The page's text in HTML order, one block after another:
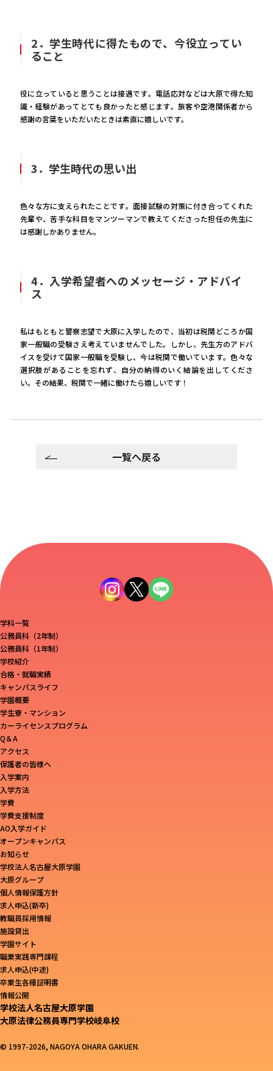
2．学生時代に得たもので、今役立ってい
ること
役に立っていると思うことは接遇です。電話応対などは大原で得た知
識・経験があってとても良かったと感じます。旅客や空港関係者から
感謝の言葉をいただいたときは素直に嬉しいです。
3．学生時代の思い出
色々な方に支えられたことです。面接試験の対策に付き合ってくれた
先輩や、苦手な科目をマンツーマンで教えてくださった担任の先生に
は感謝しかありません。
4．入学希望者へのメッセージ・アドバイ
ス
私はもともと警察志望で大原に入学したので、当初は税関どころか国
家一般職の受験さえ考えていませんでした。しかし、先生方のアドバ
イスを受けて国家一般職を受験し、今は税関で働いています。色々な
選択肢があることを忘れず、自分の納得のいく結論を出してくださ
い。その結果、税関で一緒に働けたら嬉しいです！
一覧へ戻る
学科一覧
公務員科（2年制）
公務員科（1年制）
学校紹介
合格・就職実績
キャンパスライフ
学園概要
学生寮・マンション
カーライセンスプログラム
Q＆A
アクセス
保護者の皆様へ
入学案内
入学方法
学費
学費支援制度
AO入学ガイド
オープンキャンパス
お知らせ
学校法人名古屋大原学園
大原グループ
個人情報保護方針
求人申込(新卒)
教職員採用情報
施設貸出
学園サイト
職業実践専門課程
求人申込(中途)
卒業生各種証明書
情報公開
学校法人名古屋大原学園
大原法律公務員専門学校岐阜校
© 1997-2026, NAGOYA OHARA GAKUEN.